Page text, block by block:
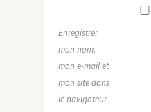
Enregistrer
mon nom,
mon e-mail et
mon site dans
le navigateur